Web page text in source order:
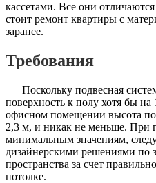
кассетами. Все они
стоит ремонт квартиры с
заранее.
Требования
Поскольку подвесная
поверхность к полу хотя бы
офисном помещении высота
2,3 м, и никак не меньше. При
минимальным значениям,
дизайнерскими решениями по
пространства за счет
потолке.